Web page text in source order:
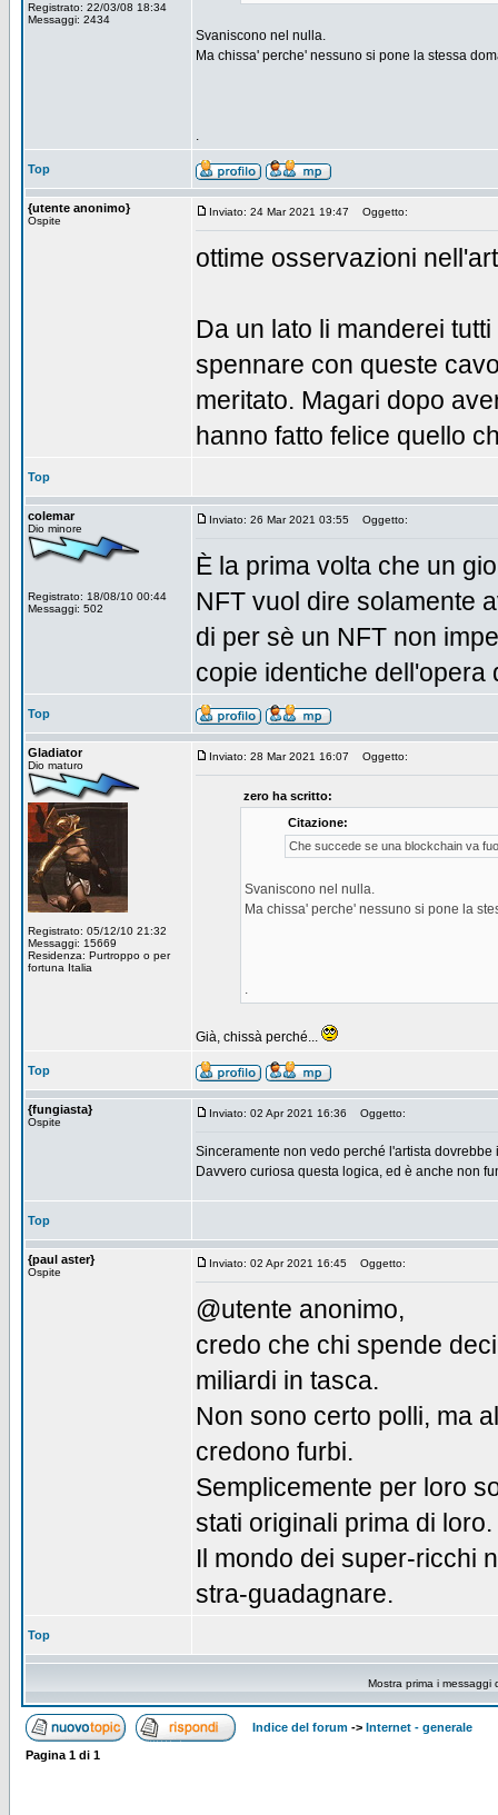
Registrato: 22/03/08 18:34
Messaggi: 2434
Svaniscono nel nulla.
Ma chissa' perche' nessuno si pone la stessa
.
Top
{utente anonimo}
Ospite
Inviato: 24 Mar 2021 19:47 Oggetto:
ottime osservazioni
Da un lato li manderei
spennare con queste
meritato. Magari dopo
hanno fatto felice quello
Top
colemar
Dio minore
Registrato: 18/08/10 00:44
Messaggi: 502
Inviato: 26 Mar 2021 03:55 Oggetto:
È la prima volta che un
NFT vuol dire solamente
di per sè un NFT non
copie identiche dell'opera
Top
Gladiator
Dio maturo
Registrato: 05/12/10 21:32
Messaggi: 15669
Residenza: Purtroppo o per
fortuna Italia
Inviato: 28 Mar 2021 16:07 Oggetto:
zero ha scritto:
Citazione:
Che succede se una blockchain va
Svaniscono nel nulla.
Ma chissa' perche' nessuno si pone la
.
Già, chissà perché...
Top
{fungiasta}
Ospite
Inviato: 02 Apr 2021 16:36 Oggetto:
Sinceramente non vedo perché l'artista
Davvero curiosa questa logica, ed è anche non
Top
{paul aster}
Ospite
Inviato: 02 Apr 2021 16:45 Oggetto:
@utente anonimo,
credo che chi spende
miliardi in tasca.
Non sono certo polli, ma
credono furbi.
Semplicemente per loro
stati originali prima di loro.
Il mondo dei super-ricchi
stra-guadagnare.
Top
Mostra prima i messaggi
Indice del forum -> Internet - generale
Pagina 1 di 1